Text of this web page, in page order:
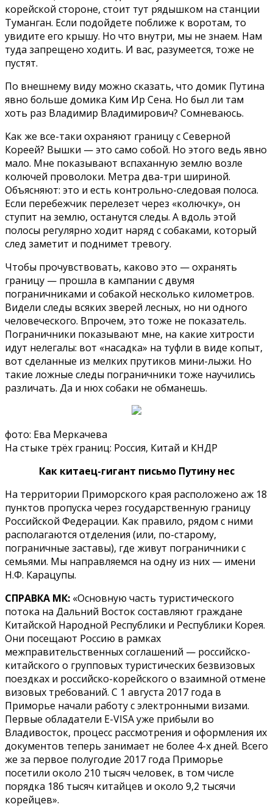
корейской стороне, стоит тут рядышком на станции
Туманган. Если подойдете поближе к воротам, то
увидите его крышу. Но что внутри, мы не знаем. Нам
туда запрещено ходить. И вас, разумеется, тоже не
пустят.
По внешнему виду можно сказать, что домик Путина
явно больше домика Ким Ир Сена. Но был ли там
хоть раз Владимир Владимирович? Сомневаюсь.
Как же все-таки охраняют границу с Северной
Кореей? Вышки — это само собой. Но этого ведь явно
мало. Мне показывают вспаханную землю возле
колючей проволоки. Метра два-три шириной.
Объясняют: это и есть контрольно-следовая полоса.
Если перебежчик перелезет через «колючку», он
ступит на землю, останутся следы. А вдоль этой
полосы регулярно ходит наряд с собаками, который
след заметит и поднимет тревогу.
Чтобы прочувствовать, каково это — охранять
границу — прошла в кампании с двумя
пограничниками и собакой несколько километров.
Видели следы всяких зверей лесных, но ни одного
человеческого. Впрочем, это тоже не показатель.
Пограничники показывают мне, на какие хитрости
идут нелегалы: вот «насадка» на туфли в виде копыт,
вот сделанные из мелких прутиков мини-лыжи. Но
такие ложные следы пограничники тоже научились
различать. Да и нюх собаки не обманешь.
фото: Ева Меркачева
На стыке трёх границ: Россия, Китай и КНДР
Как китаец-гигант письмо Путину нес
На территории Приморского края расположено аж 18
пунктов пропуска через государственную границу
Российской Федерации. Как правило, рядом с ними
располагаются отделения (или, по-старому,
пограничные заставы), где живут пограничники с
семьями. Мы направляемся на одну из них — имени
Н.Ф. Карацупы.
СПРАВКА МК: «Основную часть туристического
потока на Дальний Восток составляют граждане
Китайской Народной Республики и Республики Корея.
Они посещают Россию в рамках
межправительственных соглашений — российско-
китайского о групповых туристических безвизовых
поездках и российско-корейского о взаимной отмене
визовых требований. С 1 августа 2017 года в
Приморье начали работу с электронными визами.
Первые обладатели E-VISA уже прибыли во
Владивосток, процесс рассмотрения и оформления их
документов теперь занимает не более 4-х дней. Всего
же за первое полугодие 2017 года Приморье
посетили около 210 тысяч человек, в том числе
порядка 186 тысяч китайцев и около 9,2 тысячи
корейцев».